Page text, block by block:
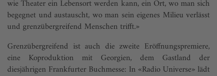
wie Theater ein Lebensort werden kann, ein Ort, wo man sich
begegnet und austauscht, wo man sein eigenes Milieu verlässt
und grenzübergreifend Menschen trifft.»
Grenzübergreifend ist auch die zweite Eröffnungspremiere,
eine Koproduktion mit Geor­gien, dem Gastland der
diesjährigen Frankfurter Buchmesse: In «Radio Universe» lädt